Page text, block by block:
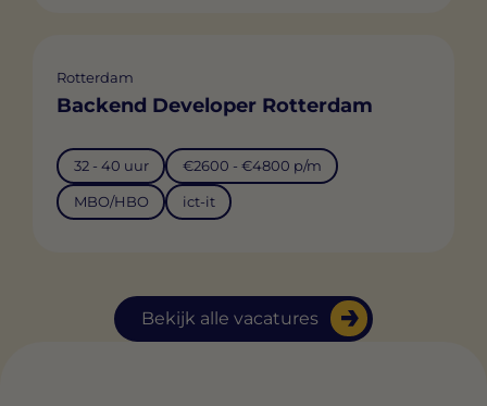
Bekijk alle vacatures
Rotterdam
Backend Developer Rotterdam
32 - 40 uur €2600 - €4800 p/m
MBO/HBO ict-it